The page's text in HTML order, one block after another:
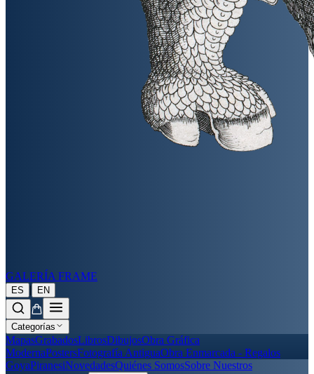
GALERÍA FRAME
ES | EN
Categorías
MapasGrabadosLibrosDibujosObra Gráfica
ModernaPostersFotografía AntiguaObra Enmarcada - Regalos
GoyaPiranesiNovedadesQuiénes SomosSobre Nuestros